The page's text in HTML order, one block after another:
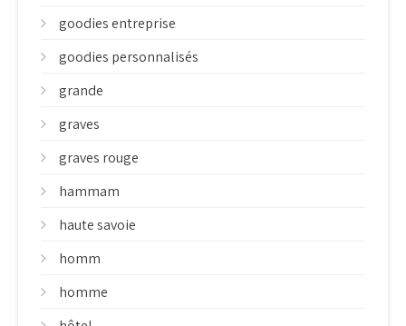
goodies entreprise
goodies personnalisés
grande
graves
graves rouge
hammam
haute savoie
homm
homme